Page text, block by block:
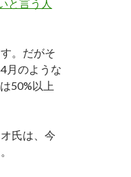
と言う人
。だがそ
月のような
50%以上
氏は、今